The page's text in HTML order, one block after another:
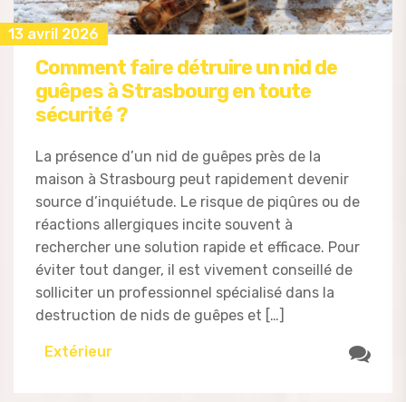
13 avril 2026
Comment faire détruire un nid de
guêpes à Strasbourg en toute
sécurité ?
La présence d’un nid de guêpes près de la
maison à Strasbourg peut rapidement devenir
source d’inquiétude. Le risque de piqûres ou de
réactions allergiques incite souvent à
rechercher une solution rapide et efficace. Pour
éviter tout danger, il est vivement conseillé de
solliciter un professionnel spécialisé dans la
destruction de nids de guêpes et […]
Extérieur